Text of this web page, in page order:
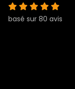
basé sur 80 avis